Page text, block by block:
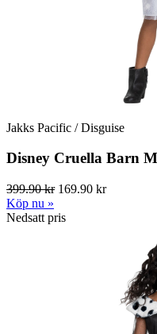
Jakks Pacific / Disguise
Disney Cruella Barn
399.90 kr169.90 kr
Köp nu »
Nedsatt pris